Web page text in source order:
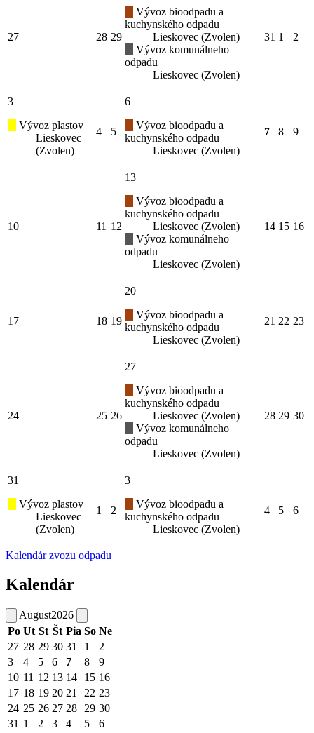
27 28 29
Vývoz bioodpadu a
kuchynského odpadu
Lieskovec (Zvolen)
Vývoz komunálneho
odpadu
Lieskovec (Zvolen)
31 1 2
3
Vývoz plastov
Lieskovec
(Zvolen)
4 5
6
Vývoz bioodpadu a
kuchynského odpadu
Lieskovec (Zvolen)
7 8 9
10 11 12
13
Vývoz bioodpadu a
kuchynského odpadu
Lieskovec (Zvolen)
Vývoz komunálneho
odpadu
Lieskovec (Zvolen)
14 15 16
17 18 19
20
Vývoz bioodpadu a
kuchynského odpadu
Lieskovec (Zvolen)
21 22 23
24 25 26
27
Vývoz bioodpadu a
kuchynského odpadu
Lieskovec (Zvolen)
Vývoz komunálneho
odpadu
Lieskovec (Zvolen)
28 29 30
31
Vývoz plastov
Lieskovec
(Zvolen)
1 2
3
Vývoz bioodpadu a
kuchynského odpadu
Lieskovec (Zvolen)
4 5 6
Kalendár zvozu odpadu
Kalendár
August2026
Po Ut St Št Pia So Ne
27 28 29 30 31 1
2
3
4 5 6 7 8
9
10 11 12 13 14 15 16
17 18 19 20 21 22 23
24 25 26 27 28 29 30
31 1 2 3 4 5 6